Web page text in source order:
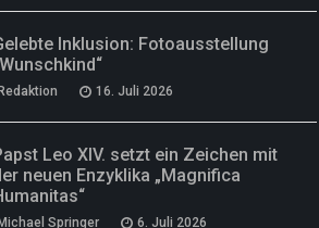
Inklusion: Fotoausstellung
Redaktion 16. Juli 2026
Leo XIV. setzt ein Zeichen mit
neuen Enzyklika „Magnifica
Michael Springer 6. Juli 2026